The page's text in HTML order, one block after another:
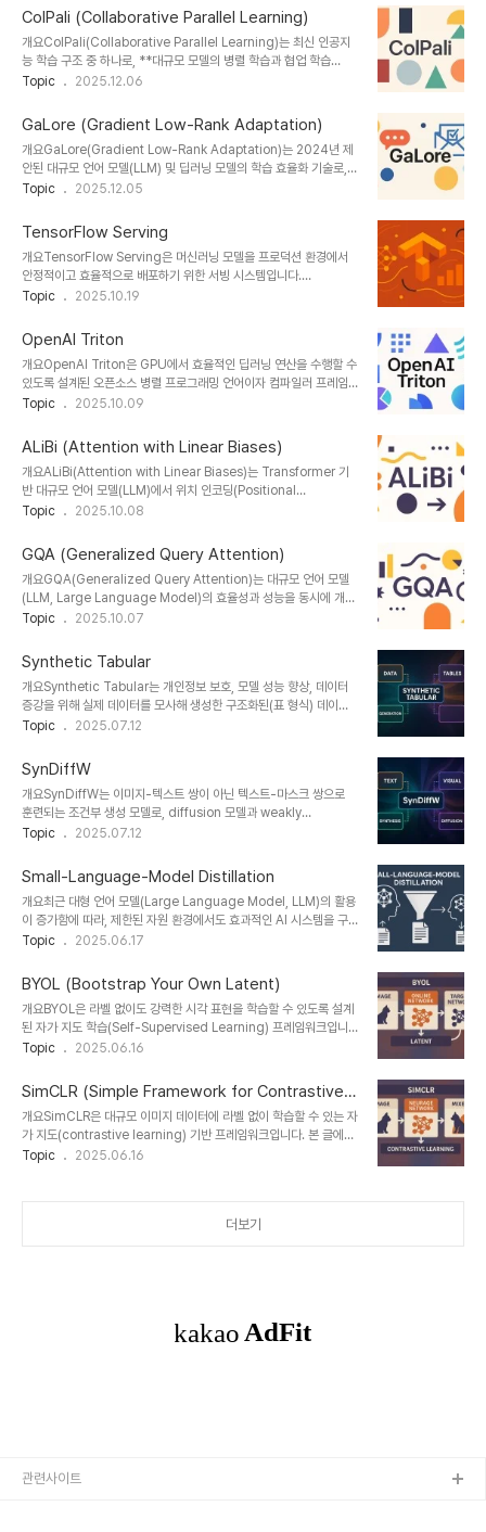
한계를 극복하고, 모델 학습 속도를 높이는 핵심 기술로 사용된다.1. 개
념 및 정의PP는 모델의 Layer 단위를 여러 장비로 나누어 병렬 처리
하는 구조로, 하나의 미니배치가 여러 Stage를 순차적으로 통과한다.
각 Stage는 특정 Layer 그룹을 담당하며, 전 단계의 출력을 받아 다
음 단계로 전달한다.예를 들어, 48개의 Transformer Layer를 가
ColPali (Collaborative Parallel Learning)
개요ColPali(Collaborative Parallel Learning)는 최신 인공지
능 학습 구조 중 하나로, **대규모 모델의 병렬 학습과 협업 학습
(Collaborative Learning)**을 결합하여 효율적인 분산 트레이닝
하면서도 상호 정보를 공유해, 성능과 학습 안정성을 동시에 확보할 수
있다.ColPali는 기존의 Data Parallelism 및 Model
Parallelism 한계를 극복하고, 각 학습 노드 간 협업적 업데이트를
통해 더 빠르고 효율적인 학습을 지원한다.1. 개념 및 정의ColPali는
이름 그대로 Collaborative(협업적) + Parallel(병렬적) 학습 개념
Topic 2025.12.06
GaLore (Gradient Low-Rank Adaptation)
개요GaLore(Gradient Low-Rank Adaptation)는 2024년 제
안된 대규모 언어 모델(LLM) 및 딥러닝 모델의 학습 효율화 기술로,
GPU 메모리 사용량을 크게 줄이면서도 기존 성능을 유지하거나 개선
이다. LoRA(Low-Rank Adaptation)의 발전형으로, 학습 중
**Gradient(기울기)**에 저랭크 근사(Low-Rank
Approximation)를 적용해 메모리 및 계산 효율을 동시에 확보한
다.1. 개념 및 정의GaLore는 모델 학습 단계에서 Gradient 행렬을
저랭크(Low-Rank) 형태로 분해하여, 학습 시 필요한 메모리 사용량
Topic 2025.12.05
TensorFlow Serving
개요TensorFlow Serving은 머신러닝 모델을 프로덕션 환경에서
안정적이고 효율적으로 배포하기 위한 서빙 시스템입니다.
TensorFlow 모델뿐 아니라 다양한 ML 프레임워크의 모델을 지원
다.1. 개념 및 정의 항목 설명 비고 정의머신러닝 모델 서빙을 위한 유
연하고 확장 가능한 시스템구글 개발목적학습된 모델을 프로덕션 환
경에서 안정적으로 제공실시간 추론 지원필요성모델 학습과 배포 간
격차 해소MLOps 필수 구성요소ML 모델 운영을 위한 핵심 인프라입
니다.2. 특징특징설명비교다중 모델 관리여러 버전의 모델을 동시에
실시간 추론 제공배치 추론 대비 저지연확장..
Topic 2025.10.19
OpenAI Triton
개요OpenAI Triton은 GPU에서 효율적인 딥러닝 연산을 수행할 수
있도록 설계된 오픈소스 병렬 프로그래밍 언어이자 컴파일러 프레임
워크이다. Python 기반으로 사용이 간편하면서도 CUDA에 필적하
념 및 정의 항목 내용 설명 정의OpenAI TritonGPU 병렬 연산 최적
화 언어 및 컴파일러목적고성능 딥러닝 연산 커널 개발CUDA 대체·
보완필요성맞춤형 커널 개발의 복잡성 해결연구자·개발자 접근성 향
상Triton은 GPU 프로그래밍의 진입 장벽을 낮추면서도 강력한 최적
화 기능을 제공한다.2. 특징특징설명비고Python 친화적Python 코
터화 지원CUDA 수..
Topic 2025.10.09
ALiBi (Attention with Linear Biases)
개요ALiBi(Attention with Linear Biases)는 Transformer 기
반 대규모 언어 모델(LLM)에서 위치 인코딩(Positional
Encoding)을 대체하는 새로운 접근 방식이다. 전통적인 절대적·상
도 일반화할 수 있도록 설계되었다.1. 개념 및 정의 항목 내용 설명 정
의ALiBi (Attention with Linear Biases)어텐션에 선형 바이어스
를 적용한 위치 인코딩 기법목적긴 문맥 처리 및 일반화 개선시퀀스 길
이 확장성 확보필요성기존 위치 인코딩의 한계고정 길이 학습 데이터
의존성ALiBi는 추가 파라미터나 학습 과정 없이 단순한 수학적 바이
Topic 2025.10.08
GQA (Generalized Query Attention)
개요GQA(Generalized Query Attention)는 대규모 언어 모델
(LLM, Large Language Model)의 효율성과 성능을 동시에 개선
하기 위해 제안된 새로운 어텐션(attention) 메커니즘이다. 기존
과 연산량을 줄이면서도 정확도와 추론 품질을 유지하거나 향상시키
는 것을 목표로 한다.1. 개념 및 정의 항목 내용 설명 정의GQA
(Generalized Query Attention)효율적 어텐션 계산을 위한 개선
된 구조목적LLM의 성능·효율 동시 개선추론 속도 및 메모리 최적화필
요성모델 규모 증가에 따른 자원 소모효율적 학습 및 추론 구조 필요
Topic 2025.10.07
Synthetic Tabular
개요Synthetic Tabular는 개인정보 보호, 모델 성능 향상, 데이터
증강을 위해 실제 데이터를 모사해 생성한 구조화된(표 형식) 데이터
이다. 의료, 금융, 산업 분야에서 민감한 정보를 대체하거나, 부족한 데
VAE, Diffusion 등)의 발달로 그 정밀도와 활용성은 급격히 향상되
고 있다.1. 개념 및 정의Synthetic Tabular는 현실 세계의 표 형태
데이터(예: 고객 정보, 환자 기록 등)를 수학적/통계적으로 모사하여
생성된 인공 데이터로, 원본과 유사한 통계적 특성과 관계 구조를 갖는
다.목적: 민감 정보 보호, 데이터 부족 문제 해결, AI 모델 학습 성능 개
Topic 2025.07.12
SynDiffW
개요SynDiffW는 이미지-텍스트 쌍이 아닌 텍스트-마스크 쌍으로
훈련되는 조건부 생성 모델로, diffusion 모델과 weakly
supervised 학습을 결합한 새로운 접근 방식이다. 기존 diffusion
측면에서 주목받고 있다.1. 개념 및 정의SynDiffW는 “Synthetic
Diffusion with Weak supervision”의 약자로, 약한 감독 학습 환
경에서 diffusion 모델을 훈련해, 실제 이미지-텍스트 데이터 없이도
텍스트 조건부 이미지를 생성하는 혁신적 프레임워크다.목적: 제한된
감독 정보(예: 마스크, 라벨)로도 고품질 이미지를 생성하는 조건부 생
Topic 2025.07.12
Small-Language-Model Distillation
개요최근 대형 언어 모델(Large Language Model, LLM)의 활용
이 증가함에 따라, 제한된 자원 환경에서도 효과적인 AI 시스템을 구
현하기 위한 기술로 Small-Language-Model Distillation(소형
로부터 작은 모델로 지식을 전이하는 증류(distillation) 기술의 개념,
필요성, 적용 방식 및 실제 사례를 중심으로 상세히 살펴봅니다.1. 개념
및 정의Small-Language-Model Distillation은 고성능의 대형
언어 모델(teacher model)로부터 작은 언어 모델(student
model)로 지식을 압축하여 전이하는 기술입니다. 이 방법은 성능 저
Topic 2025.06.17
BYOL (Bootstrap Your Own Latent)
개요BYOL은 라벨 없이도 강력한 시각 표현을 학습할 수 있도록 설계
된 자가 지도 학습(Self-Supervised Learning) 프레임워크입니
다. 기존 대조 학습(Contrastive Learning)과는 달리, negative
운 패러다임을 제시합니다. 본 글에서는 BYOL의 구조, 핵심 기술 요
소, 기존 기법과의 차이, 장점 및 활용 사례를 심층 분석합니다.1. 개념
및 정의BYOL(Bootstrap Your Own Latent)은 이미지의 두
augmented view 간의 표현을 예측하도록 학습하면서,
negative pair 없이도 유의미한 표현을 획득하는 자가 지도 학습 방
Topic 2025.06.16
SimCLR (Simple Framework for Contrastive L
earning of Visual Representations)
개요SimCLR은 대규모 이미지 데이터에 라벨 없이 학습할 수 있는 자
가 지도(contrastive learning) 기반 프레임워크입니다. 본 글에서
는 SimCLR의 학습 구조, 핵심 기술 요소, 일반 지도 학습 대비 특징,
으로 시각 표현을 학습하는 대조 학습(Contrastive Learning) 기
Topic 2025.06.16
더보기
관련사이트